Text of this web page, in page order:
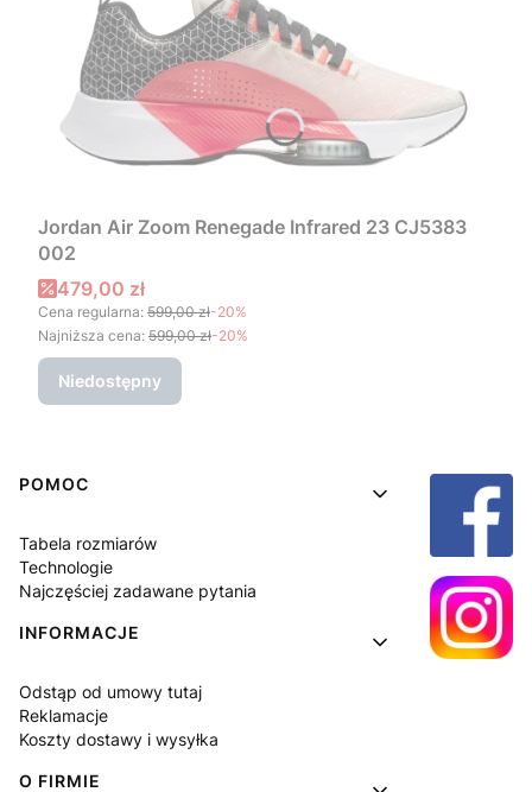
Jordan Air Zoom Renegade Infrared 23 CJ5383
002
Cena promocyjna
479,00 zł
Cena regularna: 599,00 zł-20%
Najniższa cena: 599,00 zł-20%
Niedostępny
Linki w stopce
POMOC
Tabela rozmiarów
Technologie
Najczęściej zadawane pytania
INFORMACJE
Odstąp od umowy tutaj
Reklamacje
Koszty dostawy i wysyłka
O FIRMIE